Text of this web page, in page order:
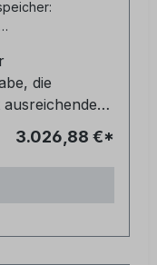
die
und
dass
3.026,88 €*